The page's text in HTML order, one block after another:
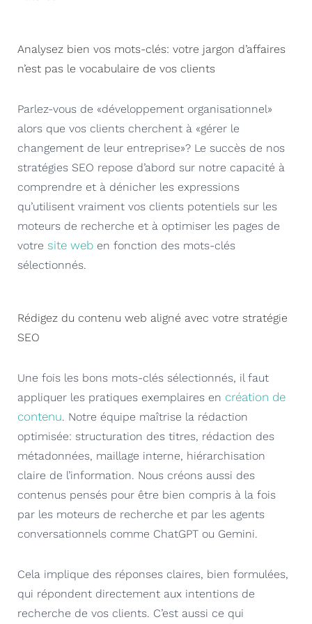
Analysez bien vos mots-clés: votre jargon d’affaires
n’est pas le vocabulaire de vos clients
Parlez-vous de «développement organisationnel»
alors que vos clients cherchent à «gérer le
changement de leur entreprise»? Le succès de nos
stratégies SEO repose d’abord sur notre capacité à
comprendre et à dénicher les expressions
qu’utilisent vraiment vos clients potentiels sur les
moteurs de recherche et à optimiser les pages de
votre site web en fonction des mots-clés
sélectionnés.
Rédigez du contenu web aligné avec votre stratégie
SEO
Une fois les bons mots-clés sélectionnés, il faut
appliquer les pratiques exemplaires en création de
contenu. Notre équipe maîtrise la rédaction
optimisée: structuration des titres, rédaction des
métadonnées, maillage interne, hiérarchisation
claire de l’information. Nous créons aussi des
contenus pensés pour être bien compris à la fois
par les moteurs de recherche et par les agents
conversationnels comme ChatGPT ou Gemini.
Cela implique des réponses claires, bien formulées,
qui répondent directement aux intentions de
recherche de vos clients. C’est aussi ce qui